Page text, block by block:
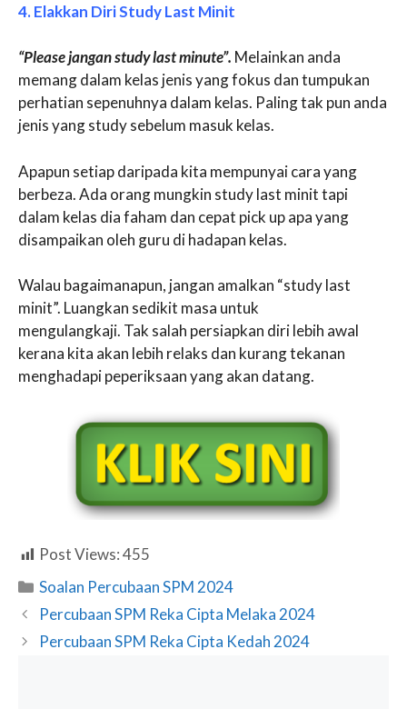
4. Elakkan Diri Study Last Minit
“Please jangan study last minute”. Melainkan anda
memang dalam kelas jenis yang fokus dan tumpukan
perhatian sepenuhnya dalam kelas. Paling tak pun anda
jenis yang study sebelum masuk kelas.
Apapun setiap daripada kita mempunyai cara yang
berbeza. Ada orang mungkin study last minit tapi
dalam kelas dia faham dan cepat pick up apa yang
disampaikan oleh guru di hadapan kelas.
Walau bagaimanapun, jangan amalkan “study last
minit”. Luangkan sedikit masa untuk
mengulangkaji. Tak salah persiapkan diri lebih awal
kerana kita akan lebih relaks dan kurang tekanan
menghadapi peperiksaan yang akan datang.
Post Views:455
Categories
Soalan Percubaan SPM 2024
Percubaan SPM Reka Cipta Melaka 2024
Percubaan SPM Reka Cipta Kedah 2024